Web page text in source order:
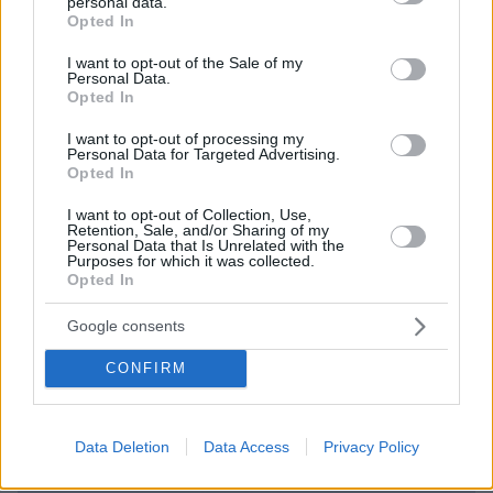
grant or deny consent to Google and its third-party tags to
use your data for below specified purposes in below Google
consent section.
Opted In
I want to opt-out of the Sale of my
Personal Data.
Opted In
I want to opt-out of processing my
Personal Data for Targeted Advertising.
Opted In
I want to opt-out of Collection, Use,
Retention, Sale, and/or Sharing of my
Personal Data that Is Unrelated with the
Purposes for which it was collected.
Opted In
Google consents
CONFIRM
Data Deletion Data Access Privacy Policy
drones για την υποστήριξη των ελέγχων στο πεδίο